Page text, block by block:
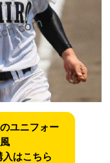
ユニフォー
はこちら